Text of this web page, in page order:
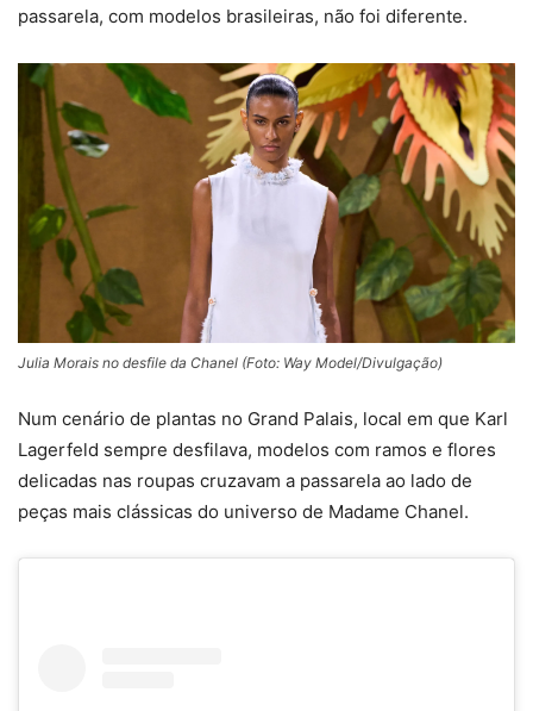
passarela, com modelos brasileiras, não foi diferente.
Julia Morais no desfile da Chanel (Foto: Way Model/Divulgação)
Num cenário de plantas no Grand Palais, local em que Karl
Lagerfeld sempre desfilava, modelos com ramos e flores
delicadas nas roupas cruzavam a passarela ao lado de
peças mais clássicas do universo de Madame Chanel.